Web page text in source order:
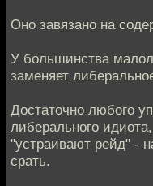
Оно завязано на
У большинства
заменяет
Достаточно любого
либерального
"устраивают рейд" -
срать.